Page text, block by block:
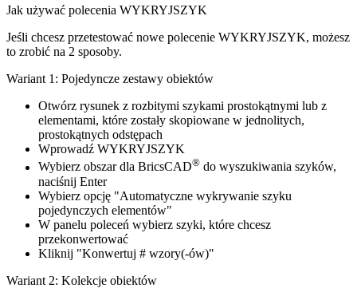
Jak używać polecenia WYKRYJSZYK
Jeśli chcesz przetestować nowe polecenie WYKRYJSZYK, możesz
to zrobić na 2 sposoby.
Wariant 1: Pojedyncze zestawy obiektów
Otwórz rysunek z rozbitymi szykami prostokątnymi lub z
elementami, które zostały skopiowane w jednolitych,
prostokątnych odstępach
Wprowadź WYKRYJSZYK
Wybierz obszar dla BricsCAD® do wyszukiwania szyków,
naciśnij Enter
Wybierz opcję "Automatyczne wykrywanie szyku
pojedynczych elementów"
W panelu poleceń wybierz szyki, które chcesz
przekonwertować
Kliknij "Konwertuj # wzory(-ów)"
Wariant 2: Kolekcje obiektów